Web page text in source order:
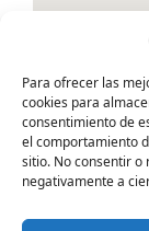
Para ofrecer las
cookies para
consentimiento de
el comportamiento
sitio. No consentir
negativamente a